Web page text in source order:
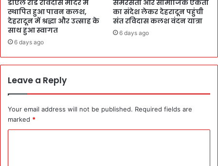
डीएल रोड रविदास मंदिर में
स्थापित हुआ पावन कलश,
देहरादून में श्रद्धा और उत्साह के
साथ हुआ स्वागत
6 days ago
समरसता और सामाजिक एकता
का संदेश लेकर देहरादून पहुंची
संत रविदास कलश वंदन यात्रा
6 days ago
Leave a Reply
Your email address will not be published. Required fields are
marked *